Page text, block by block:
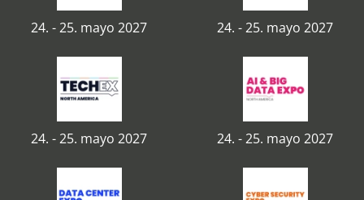
24. - 25. mayo 2027 24. - 25. mayo 2027
24. - 25. mayo 2027 24. - 25. mayo 2027